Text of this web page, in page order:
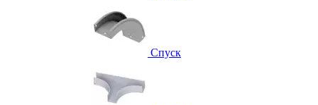
Спуск